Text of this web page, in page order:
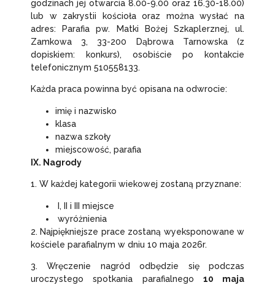
godzinach jej otwarcia 8.00-9.00 oraz 16.30-18.00)
lub w zakrystii kościoła oraz można wysłać na
adres: Parafia pw. Matki Bożej Szkaplerznej, ul.
Zamkowa 3, 33-200 Dąbrowa Tarnowska (z
dopiskiem: konkurs), osobiście po kontakcie
telefonicznym 510558133.
Każda praca powinna być opisana na odwrocie:
imię i nazwisko
klasa
nazwa szkoły
miejscowość, parafia
IX. Nagrody
1. W każdej kategorii wiekowej zostaną przyznane:
I, II i III miejsce
wyróżnienia
2. Najpiękniejsze prace zostaną wyeksponowane w
kościele parafialnym w dniu 10 maja 2026r.
3. Wręczenie nagród odbędzie się podczas
uroczystego spotkania parafialnego 10 maja